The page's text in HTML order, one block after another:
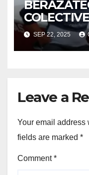
TIROTEO
SEP 22, 2025
Leave a
Your email address
fields are marked *
Comment*